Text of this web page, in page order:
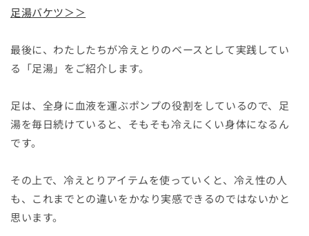
足湯バケツ＞＞
最後に、わたしたちが冷えとりのベースとして実践してい
る「足湯」をご紹介します。
足は、全身に血液を運ぶポンプの役割をしているので、足
湯を毎日続けていると、そもそも冷えにくい身体になるん
です。
その上で、冷えとりアイテムを使っていくと、冷え性の人
も、これまでとの違いをかなり実感できるのではないかと
思います。